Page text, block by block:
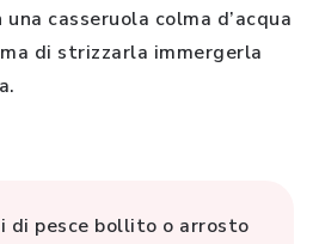
casseruola colma d’acqua
di strizzarla immergerla
di pesce bollito o arrosto